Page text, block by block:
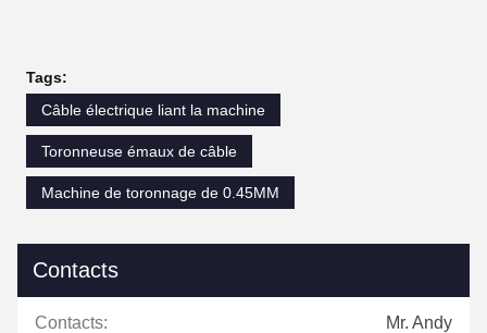
Tags:
Câble électrique liant la machine
Toronneuse émaux de câble
Machine de toronnage de 0.45MM
Contacts
Contacts: Mr. Andy